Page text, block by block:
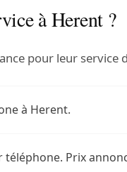
à Herent ?
pour leur service
à Herent.
téléphone. Prix